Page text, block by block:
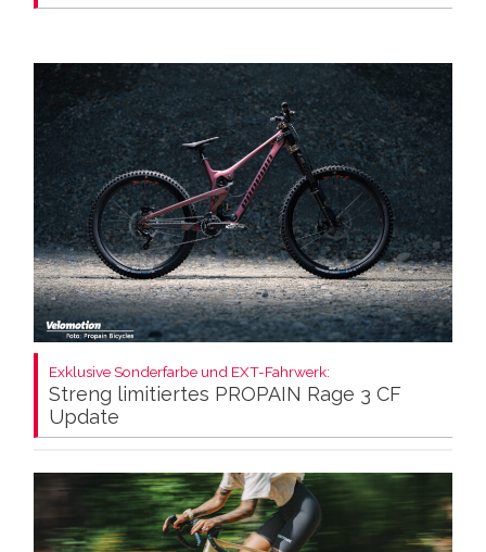
Exklusive Sonderfarbe und EXT-Fahrwerk:
Streng limitiertes PROPAIN Rage 3 CF
Update